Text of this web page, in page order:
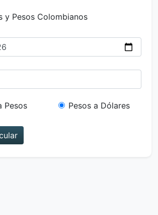
y Pesos Colombianos
Pesos Pesos a Dólares